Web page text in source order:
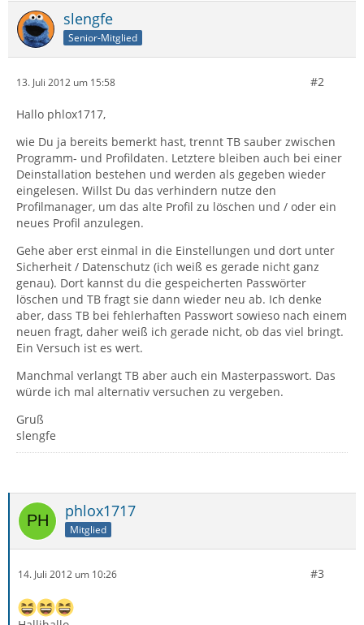
slengfe
Senior-Mitglied
13. Juli 2012 um 15:58 #2
Hallo phlox1717,
wie Du ja bereits bemerkt hast, trennt TB sauber zwischen
Programm- und Profildaten. Letztere bleiben auch bei einer
Deinstallation bestehen und werden als gegeben wieder
eingelesen. Willst Du das verhindern nutze den
Profilmanager, um das alte Profil zu löschen und / oder ein
neues Profil anzulegen.
Gehe aber erst einmal in die Einstellungen und dort unter
Sicherheit / Datenschutz (ich weiß es gerade nicht ganz
genau). Dort kannst du die gespeicherten Passwörter
löschen und TB fragt sie dann wieder neu ab. Ich denke
aber, dass TB bei fehlerhaften Passwort sowieso nach einem
neuen fragt, daher weiß ich gerade nicht, ob das viel bringt.
Ein Versuch ist es wert.
Manchmal verlangt TB aber auch ein Masterpasswort. Das
würde ich mal alternativ versuchen zu vergeben.
Gruß
slengfe
phlox1717
Mitglied
14. Juli 2012 um 10:26 #3